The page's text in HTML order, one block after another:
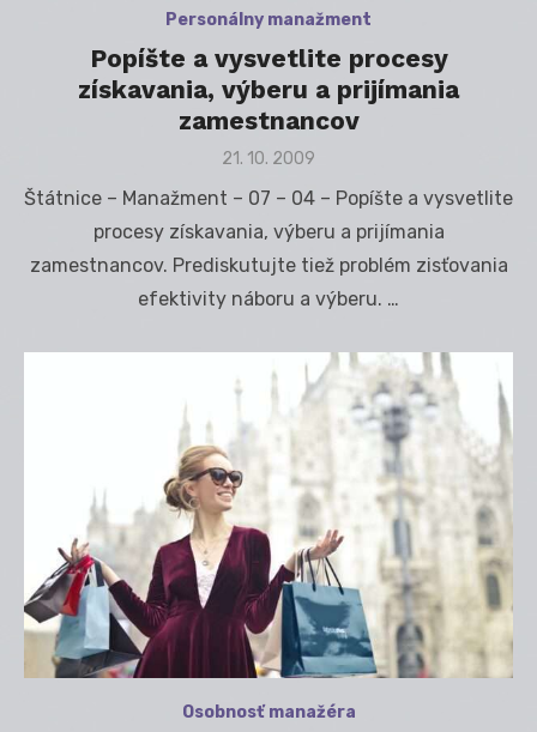
Personálny manažment
Popíšte a vysvetlite procesy
získavania, výberu a prijímania
zamestnancov
Posted
21. 10. 2009
Štátnice – Manažment – 07 – 04 – Popíšte a vysvetlite
procesy získavania, výberu a prijímania
zamestnancov. Prediskutujte tiež problém zisťovania
efektivity náboru a výberu. …
Osobnosť manažéra